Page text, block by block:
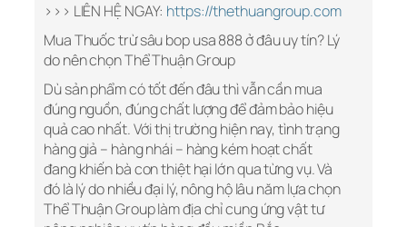
>>> LIÊN HỆ NGAY: https://thethuangroup.com
Mua Thuốc trừ sâu bop usa 888 ở đâu uy tín? Lý
do nên chọn Thể Thuận Group
Dù sản phẩm có tốt đến đâu thì vẫn cần mua
đúng nguồn, đúng chất lượng để đảm bảo hiệu
quả cao nhất. Với thị trường hiện nay, tình trạng
hàng giả – hàng nhái – hàng kém hoạt chất
đang khiến bà con thiệt hại lớn qua từng vụ. Và
đó là lý do nhiều đại lý, nông hộ lâu năm lựa chọn
Thể Thuận Group làm địa chỉ cung ứng vật tư